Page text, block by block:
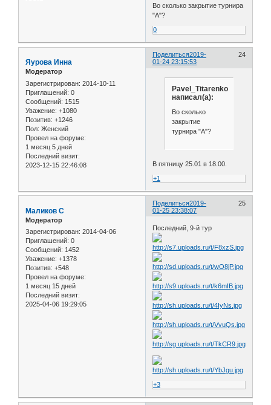
Во сколько закрытие турнира
"А"?
0
Поделиться 24
2019-
01-24 23:15:53
Яурова Инна
Модератор
Зарегистрирован: 2014-10-11
Приглашений: 0
Сообщений: 1515
Уважение: +1080
Позитив: +1246
Пол: Женский
Провел на форуме:
1 месяц 5 дней
Последний визит:
2023-12-15 22:46:08
Pavel_Titarenko
написал(а):
Во сколько
закрытие
турнира "А"?
В пятницу 25.01 в 18.00.
+1
Поделиться 25
2019-
01-25 23:38:07
Маликов С
Модератор
Зарегистрирован: 2014-04-06
Приглашений: 0
Сообщений: 1452
Уважение: +1378
Позитив: +548
Провел на форуме:
1 месяц 15 дней
Последний визит:
2025-04-06 19:29:05
Последний, 9-й тур
+3